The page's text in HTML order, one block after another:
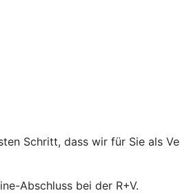
Schritt, dass wir für Sie als
Abschluss bei der R+V.